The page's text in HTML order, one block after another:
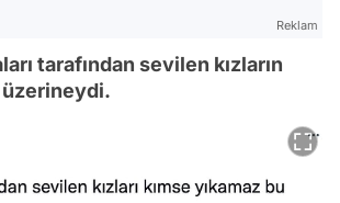
Reklam
tarafından sevilen kızların
üzerineydi.